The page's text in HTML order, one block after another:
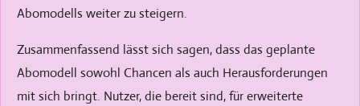
Abomodells weiter zu steigern.
Zusammenfassend lässt sich sagen, dass das geplante
Abomodell sowohl Chancen als auch Herausforderungen
mit sich bringt. Nutzer, die bereit sind, für erweiterte